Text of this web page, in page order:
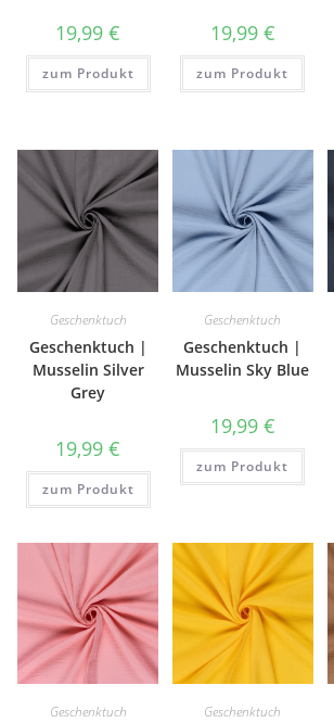
19,99€
zum Produkt
19,99 €
zum Produkt
Geschenktuch
Geschenktuch |
Musselin Silver
Grey
19,99€
zum Produkt
Geschenktuch
Geschenktuch |
Musselin Sky Blue
19,99 €
zum Produkt
Geschenktuch Geschenktuch